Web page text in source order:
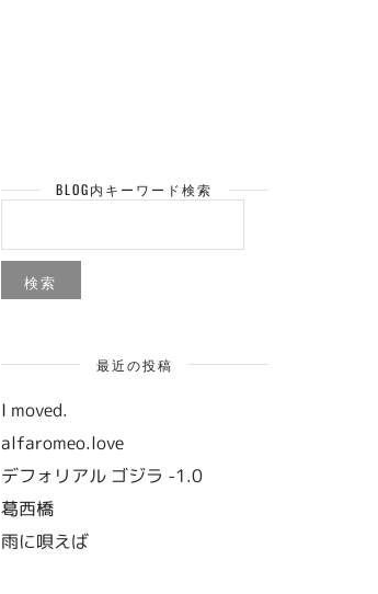
BLOG内キーワード検索
最近の投稿
I moved.
alfaromeo.love
デフォリアル ゴジラ -1.0
葛西橋
雨に唄えば